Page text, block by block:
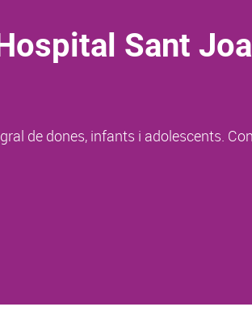
Sant
de dones, infants i adolescents.